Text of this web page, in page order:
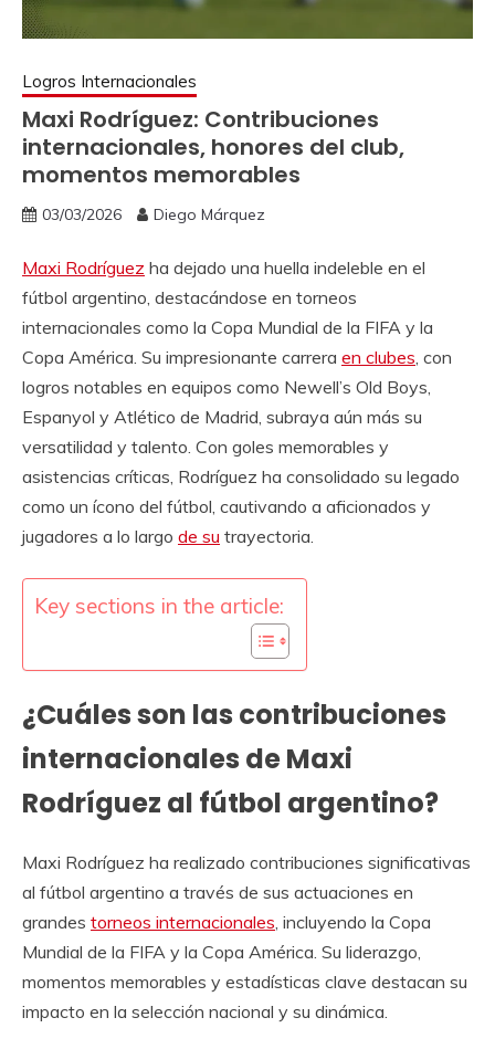
Logros Internacionales
Maxi Rodríguez: Contribuciones
internacionales, honores del club,
momentos memorables
03/03/2026 Diego Márquez
Maxi Rodríguez ha dejado una huella indeleble en el
fútbol argentino, destacándose en torneos
internacionales como la Copa Mundial de la FIFA y la
Copa América. Su impresionante carrera en clubes, con
logros notables en equipos como Newell’s Old Boys,
Espanyol y Atlético de Madrid, subraya aún más su
versatilidad y talento. Con goles memorables y
asistencias críticas, Rodríguez ha consolidado su legado
como un ícono del fútbol, cautivando a aficionados y
jugadores a lo largo de su trayectoria.
Key sections in the article:
¿Cuáles son las contribuciones
internacionales de Maxi
Rodríguez al fútbol argentino?
Maxi Rodríguez ha realizado contribuciones significativas
al fútbol argentino a través de sus actuaciones en
grandes torneos internacionales , incluyendo la Copa
Mundial de la FIFA y la Copa América. Su liderazgo,
momentos memorables y estadísticas clave destacan su
impacto en la selección nacional y su dinámica.